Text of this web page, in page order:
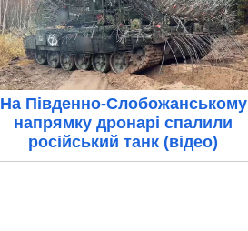
На Південно-Слобожанському
напрямку дронарі спалили
російський танк (відео)